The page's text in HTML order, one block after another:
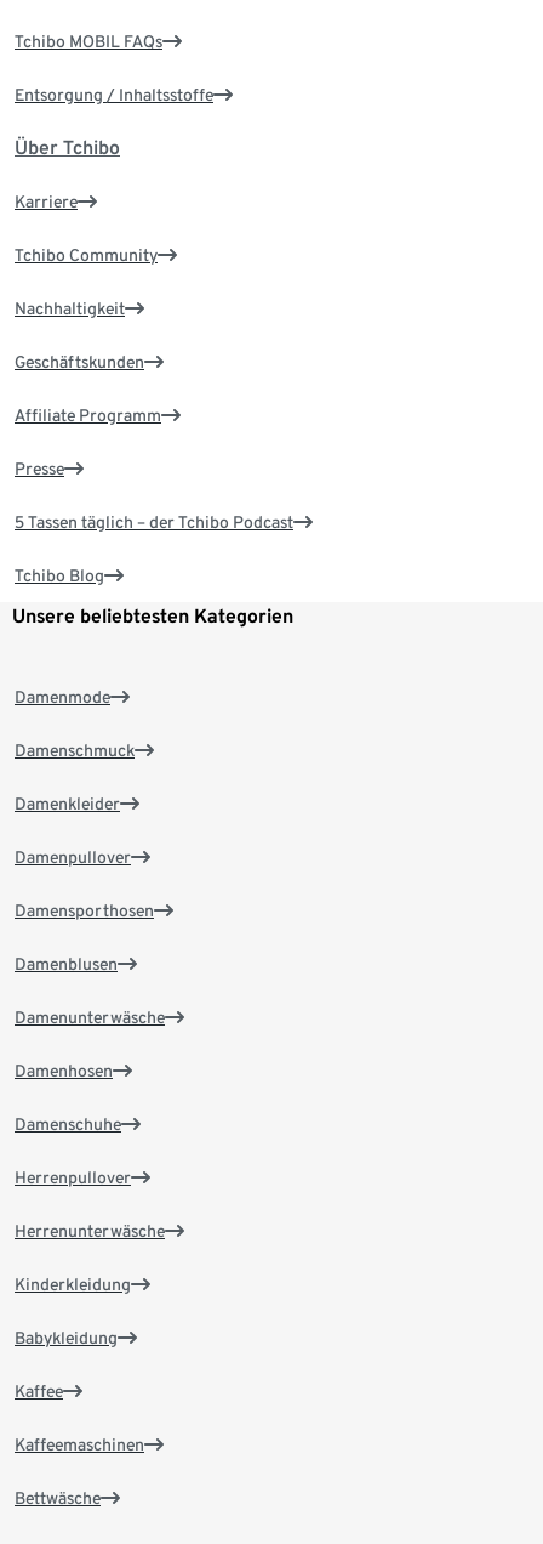
Tchibo MOBIL FAQs
Entsorgung / Inhaltsstoffe
Über Tchibo
Karriere
Tchibo Community
Nachhaltigkeit
Geschäftskunden
Affiliate Programm
Presse
5 Tassen täglich – der Tchibo Podcast
Tchibo Blog
Unsere beliebtesten Kategorien
Damenmode
Damenschmuck
Damenkleider
Damenpullover
Damensporthosen
Damenblusen
Damenunterwäsche
Damenhosen
Damenschuhe
Herrenpullover
Herrenunterwäsche
Kinderkleidung
Babykleidung
Kaffee
Kaffeemaschinen
Bettwäsche